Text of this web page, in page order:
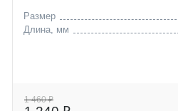
Размер
Длина, мм
1 460 ₽